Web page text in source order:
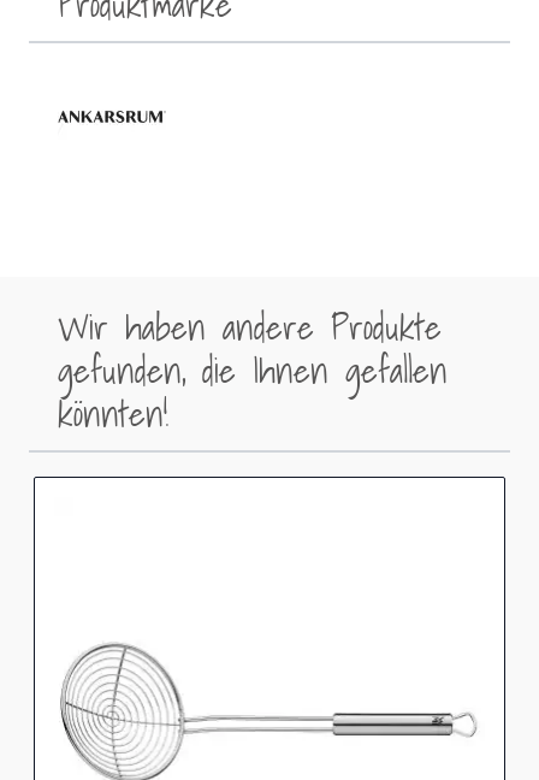
Wir haben andere Produkte
gefunden, die Ihnen gefallen
könnten!